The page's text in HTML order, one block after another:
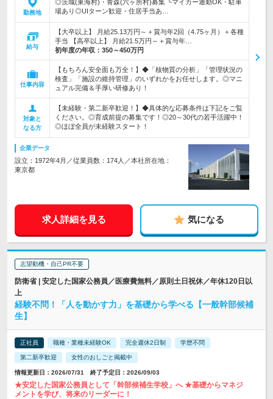
勤務地
◎茨城(東海村)・青森(六ヶ所村)募集 └マイカー通勤OK・駐車
場あり◎UIターン歓迎・住居手当あ…
給与
【大卒以上】 月給25.13万円～＋賞与年2回（4.75ヶ月）＋各種
手当 【高卒以上】 月給21.5万円～＋賞与年…
初年度の年収： 350～450万円
仕事内容
【もちろん安全面も万全！】◆「核物質の分析」「管理状況の
検査」「施設の維持管理」のいずれかをお任せします。◎マニ
ュアル完備＆手厚い研修あり！
対象と
なる方
【未経験・第二新卒歓迎！】◆具体的な応募条件は下記をご覧
ください。◎育成前提の募集です！◎20～30代の若手活躍中！
◎ほぼ全員が未経験スタート！
企業データ
設立：1972年4月／従業員数：174人／本社所在地：
東京都
求人詳細を見る 気になる
志望動機・自己PR不要
防衛省 | 安定した国家公務員／医療費無料／原則土日祝休／年休120日以
上
経験不問！「人を動かす力」を基礎から学べる【一般幹部候補
生】
正社員 職種・業種未経験OK 完全週休2日制 学歴不問
第二新卒歓迎 女性のおしごと掲載中
情報更新日：2026/07/31 終了予定日：2026/09/03
★安定した国家公務員として「幹部候補生学校」へ ★基礎からマネジ
メントを学び、将来のリーダーに！